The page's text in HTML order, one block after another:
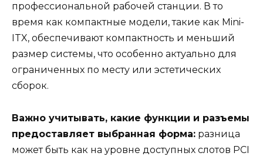
профессиональной рабочей станции. В то
время как компактные модели, такие как Mini-
ITX, обеспечивают компактность и меньший
размер системы, что особенно актуально для
ограниченных по месту или эстетических
сборок.
Важно учитывать, какие функции и разъемы
предоставляет выбранная форма: разница
может быть как на уровне доступных слотов PCI